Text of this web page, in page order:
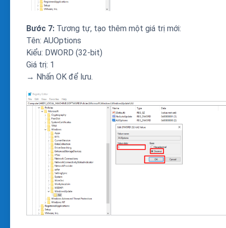
Bước 7: Tương tự, tạo thêm một giá trị mới:
Tên: AUOptions
Kiểu: DWORD (32-bit)
Giá trị: 1
→ Nhấn OK để lưu.